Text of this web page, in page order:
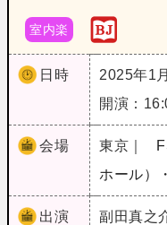
室内楽
日時
2025年1
開演：
会場 東京｜
ホール）
出演
副田真